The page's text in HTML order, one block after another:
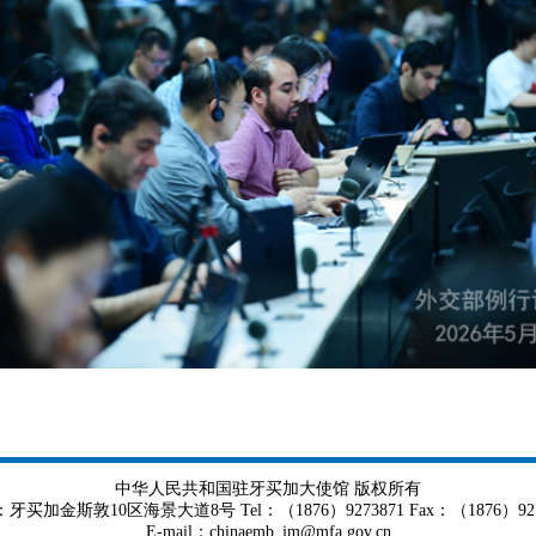
中华人民共和国驻牙买加大使馆 版权所有
牙买加金斯敦10区海景大道8号 Tel：（1876）9273871 Fax：（1876）
E-mail：chinaemb_jm@mfa.gov.cn